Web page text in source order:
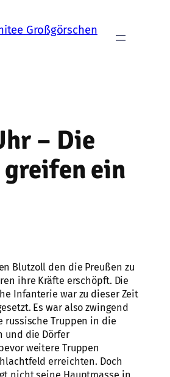
Großgörschen
– Die
greifen ein
Blutzoll den die Preußen zu
ihre Kräfte erschöpft. Die
Infanterie war zu dieser Zeit
Es war also zwingend
russische Truppen in die
und die Dörfer
weitere Truppen
erreichten. Doch